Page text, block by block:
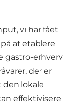
vi har fået
at etablere
gastro-erhverv
der er
den lokale
effektivisere